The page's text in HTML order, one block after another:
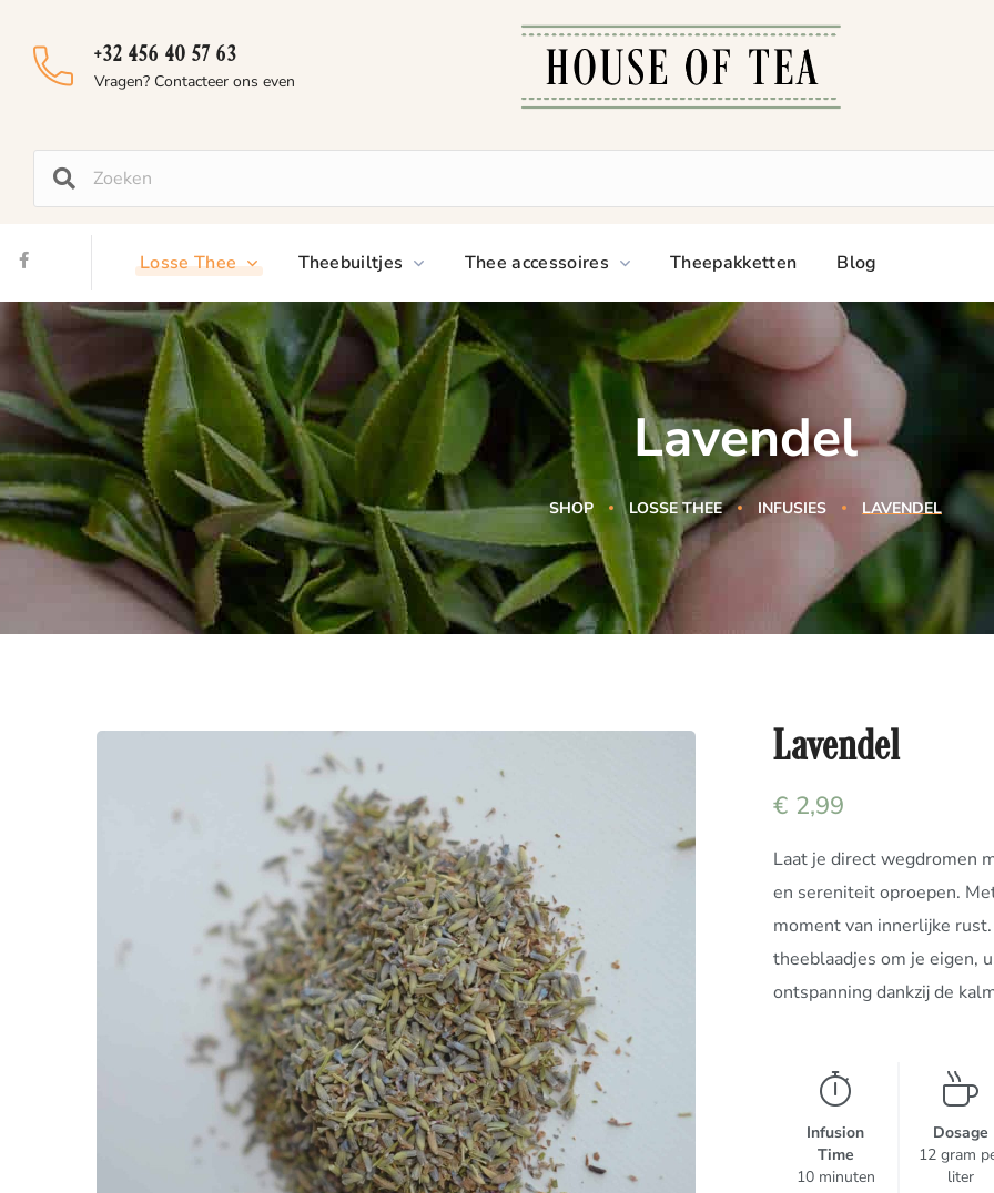
+32 456 40 57 63
Vragen? Contacteer ons even
Losse Thee Theebuiltjes Thee accessoires Theepakketten Blog
Lavendel
SHOP LOSSE THEE INFUSIES LAVENDEL
Lavendel
€ 2,99
Laat je direct wegdromen
en sereniteit oproepen.
moment van innerlijke
theeblaadjes om je eigen,
ontspanning dankzij de
Infusion
Time
10 minuten
Dosage
12 gram
liter